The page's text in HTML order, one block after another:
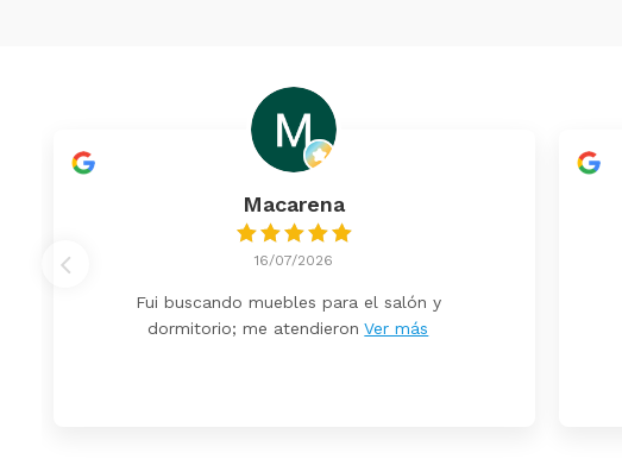
Macarena
16/07/2026
Fui buscando muebles para el salón y
dormitorio; me atendieron Ver más